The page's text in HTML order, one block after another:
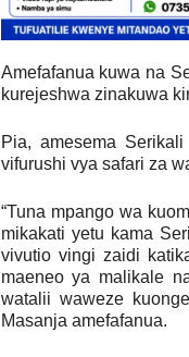
Amefafanua kuwa na
kurejeshwa zinakuwa
Pia, amesema
vifurushi vya safari za
“Tuna mpango wa
mikakati yetu kama
vivutio vingi zaidi
maeneo ya malikale
watalii waweze
Masanja amefafanua.